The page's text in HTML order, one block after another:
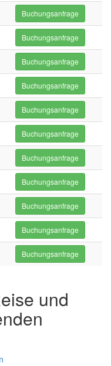
Buchungsanfrage
Buchungsanfrage
Buchungsanfrage
Buchungsanfrage
Buchungsanfrage
Buchungsanfrage
Buchungsanfrage
Buchungsanfrage
Buchungsanfrage
Buchungsanfrage
Buchungsanfrage
und